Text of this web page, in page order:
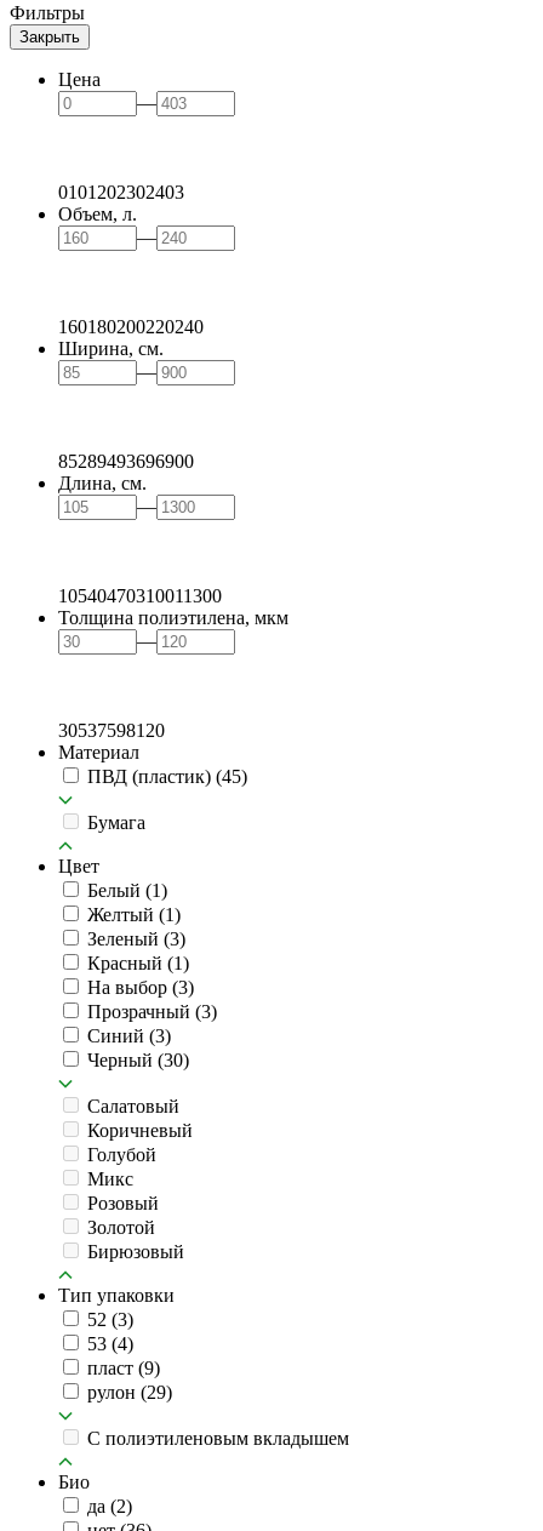
Фильтры
Закрыть
Цена
—
0101 202302403
Объем, л.
—
160180200220240
Ширина, см.
—
85289493696900
Длина, см.
—
10540470310011300
Толщина полиэтилена, мкм
—
30537598120
Материал
ПВД (пластик) (45)
Бумага
Цвет
Белый (1)
Желтый (1)
Зеленый (3)
Красный (1)
На выбор (3)
Прозрачный (3)
Синий (3)
Черный (30)
Салатовый
Коричневый
Голубой
Микс
Розовый
Золотой
Бирюзовый
Тип упаковки
52 (3)
53 (4)
пласт (9)
рулон (29)
C полиэтиленовым вкладышем
Био
да (2)